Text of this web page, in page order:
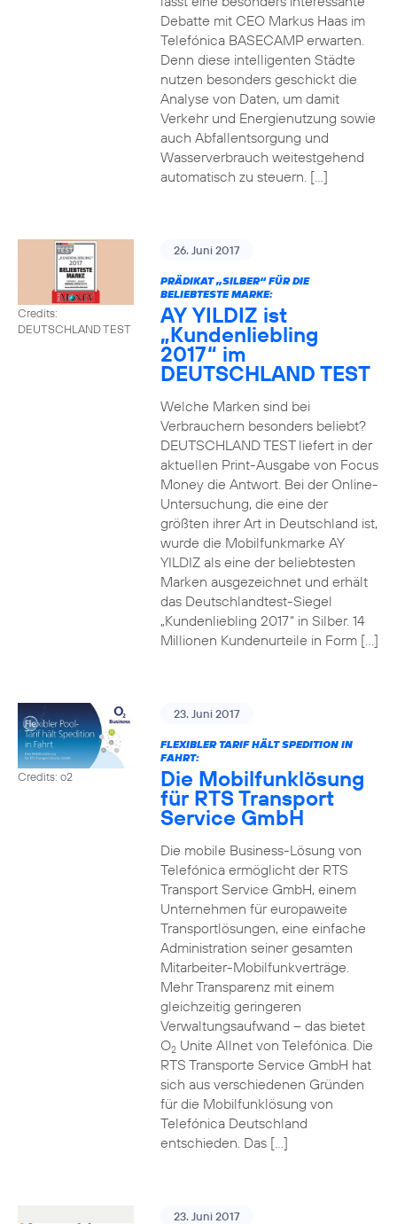
Debatte mit CEO Markus Haas im
Telefónica BASECAMP erwarten.
Denn diese intelligenten Städte
nutzen besonders geschickt die
Analyse von Daten, um damit
Verkehr und Energienutzung sowie
auch Abfallentsorgung und
Wasserverbrauch weitestgehend
automatisch zu steuern. […]
Credits:
DEUTSCHLAND TEST
26. Juni 2017
PRÄDIKAT „SILBER“ FÜR DIE
BELIEBTESTE MARKE:
AY YILDIZ ist
„Kundenliebling
2017“ im
DEUTSCHLAND TEST
Welche Marken sind bei
Verbrauchern besonders beliebt?
DEUTSCHLAND TEST liefert in der
aktuellen Print-Ausgabe von Focus
Money die Antwort. Bei der Online-
Untersuchung, die eine der
größten ihrer Art in Deutschland ist,
wurde die Mobilfunkmarke AY
YILDIZ als eine der beliebtesten
Marken ausgezeichnet und erhält
das Deutschlandtest-Siegel
„Kundenliebling 2017“ in Silber. 14
Millionen Kundenurteile in Form […]
Credits: o2
23. Juni 2017
FLEXIBLER TARIF HÄLT SPEDITION IN
FAHRT:
Die Mobilfunklösung
für RTS Transport
Service GmbH
Die mobile Business-Lösung von
Telefónica ermöglicht der RTS
Transport Service GmbH, einem
Unternehmen für europaweite
Transportlösungen, eine einfache
Administration seiner gesamten
Mitarbeiter-Mobilfunkverträge.
Mehr Transparenz mit einem
gleichzeitig geringeren
Verwaltungsaufwand – das bietet
O2Unite Allnet von Telefónica. Die
RTS Transporte Service GmbH hat
sich aus verschiedenen Gründen
für die Mobilfunklösung von
Telefónica Deutschland
entschieden. Das […]
23. Juni 2017